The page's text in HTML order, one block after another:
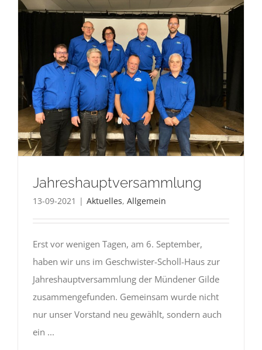
Jahreshauptversammlung
13-09-2021 | Aktuelles, Allgemein
Erst vor wenigen Tagen, am 6. September,
haben wir uns im Geschwister-Scholl-Haus zur
Jahreshauptversammlung der Mündener Gilde
zusammengefunden. Gemeinsam wurde nicht
nur unser Vorstand neu gewählt, sondern auch
ein ...